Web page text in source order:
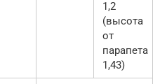
1,2
(высота
от
парапета
1,43)